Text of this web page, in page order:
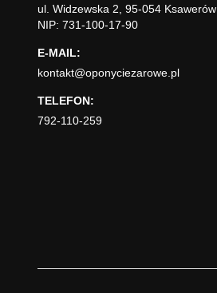
ul. Widzewska 2, 95-054 Ksawerów
NIP: 731-100-17-90
E-MAIL:
kontakt@oponyciezarowe.pl
TELEFON:
792-110-259